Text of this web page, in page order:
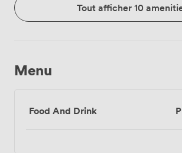
Tout afficher 10
Menu
Food And Drink